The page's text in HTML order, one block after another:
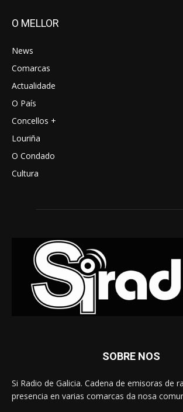
O MELLOR
News
Comarcas
Actualidade
O País
Concellos +
Louriña
O Condado
Cultura
SOBRE NOS
Si Radio de Galicia. Cadena de emisoras de
presencia en varias comarcas da nosa